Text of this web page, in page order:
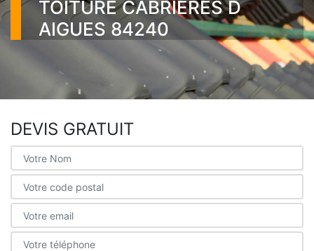
TOITURE CABRIERES D
AIGUES 84240
DEVIS GRATUIT